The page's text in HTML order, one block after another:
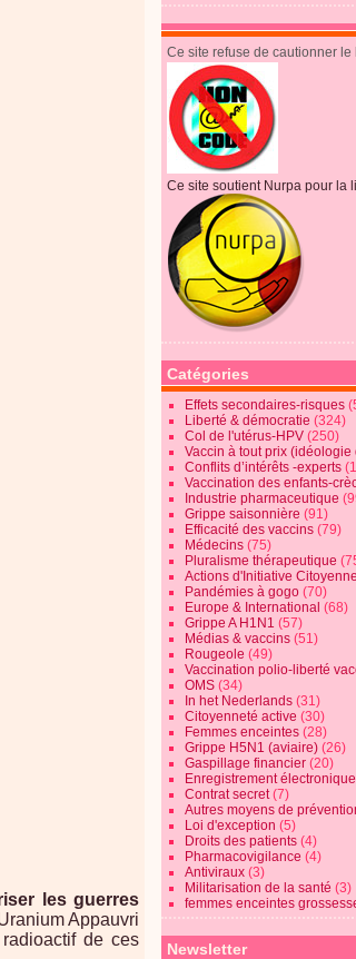
les guerres
Appauvri
de ces
Ce site refuse de cautionner
Ce site soutient Nurpa pour la
Catégories
Effets secondaires-risques
Liberté & démocratie (324)
Col de l'utérus-HPV (250)
Vaccin à tout prix (idéologie
Conflits d’intérêts -experts
Vaccination des enfants-
Industrie pharmaceutique
Grippe saisonnière (91)
Efficacité des vaccins (79)
Médecins (75)
Pluralisme thérapeutique
Actions d'Initiative Citoyenne
Pandémies à gogo (70)
Europe & International (68)
Grippe A H1N1 (57)
Médias & vaccins (51)
Rougeole (49)
Vaccination polio-liberté
OMS (34)
In het Nederlands (31)
Citoyenneté active (30)
Femmes enceintes (28)
Grippe H5N1 (aviaire) (26)
Gaspillage financier (20)
Enregistrement
Contrat secret(7)
Autres moyens de
Loi d'exception (5)
Droits des patients (4)
Pharmacovigilance (4)
Antiviraux (3)
Militarisation de la santé (3)
femmes enceintes
Newsletter